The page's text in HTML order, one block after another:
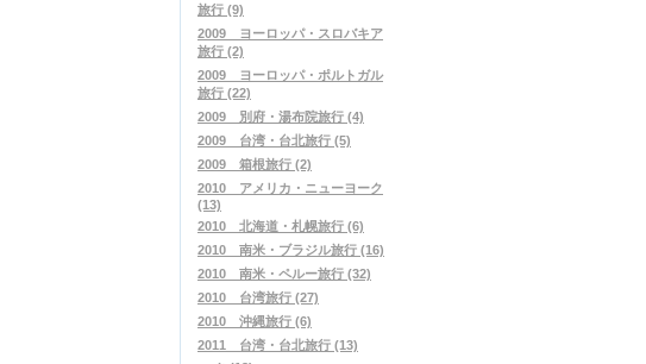
旅行 (9)
2009 ヨーロッパ・スロバキア
旅行 (2)
2009 ヨーロッパ・ポルトガル
旅行 (22)
2009 別府・湯布院旅行 (4)
2009 台湾・台北旅行 (5)
2009 箱根旅行 (2)
2010 アメリカ・ニューヨーク
(13)
2010 北海道・札幌旅行 (6)
2010 南米・ブラジル旅行 (16)
2010 南米・ペルー旅行 (32)
2010 台湾旅行 (27)
2010 沖縄旅行 (6)
2011 台湾・台北旅行 (13)